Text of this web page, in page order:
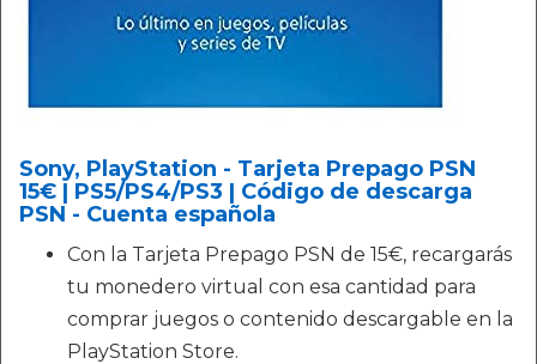
Sony, PlayStation - Tarjeta Prepago PSN
15€ | PS5/PS4/PS3 | Código de descarga
PSN - Cuenta española
Con la Tarjeta Prepago PSN de 15€, recargarás
tu monedero virtual con esa cantidad para
comprar juegos o contenido descargable en la
PlayStation Store.